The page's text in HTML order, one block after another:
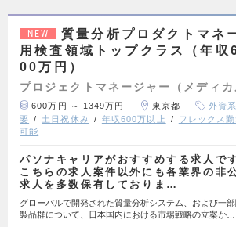
NEW
質量分析プロダクトマネ
用検査領域トップクラス（年
00万円）
プロジェクトマネージャー（メディカ
600万円 ～ 1349万円 東京都 外資
要
土日祝休み 年収600万以上 フレックス勤
可能
パソナキャリアがおすすめする求人で
こちらの求人案件以外にも各業界の非
求人を多数保有しておりま…
グローバルで開発された質量分析システム、および一
製品群について、日本国内における市場戦略の立案か…